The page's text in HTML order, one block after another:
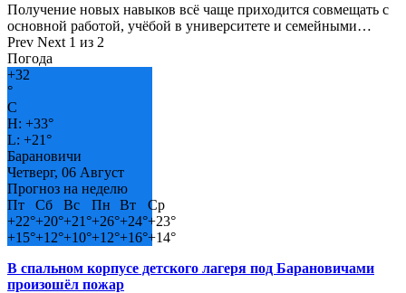
Получение новых навыков всё чаще приходится совмещать с
основной работой, учёбой в университете и семейными…
Prev Next 1 из 2
Погода
+32
°
C
H: +33°
L: +21°
Барановичи
Четверг, 06 Август
Прогноз на неделю
Пт
Сб Вс Пн Вт
Ср
+22°+20°+21°+26°+24°+23°
+15°+12°+10°+12°+16°+14°
В спальном корпусе детского лагеря под Барановичами
произошёл пожар